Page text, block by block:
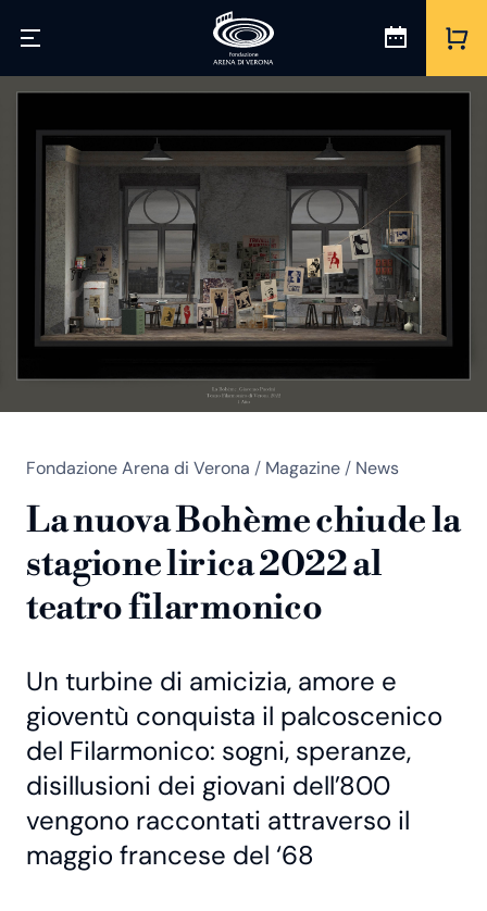
Fondazione Arena di Verona / Magazine / News
La nuova Bohème chiude la
stagione lirica 2022 al
teatro filarmonico
Un turbine di amicizia, amore e
gioventù conquista il palcoscenico
del Filarmonico: sogni, speranze,
disillusioni dei giovani dell’800
vengono raccontati attraverso il
maggio francese del ‘68